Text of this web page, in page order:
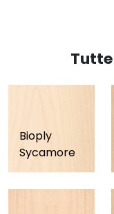
Bioply
Sycamore